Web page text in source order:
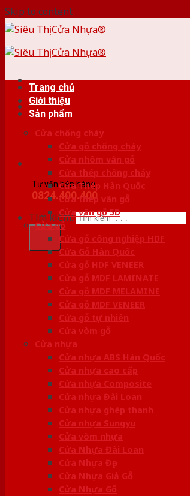
Skip to content
Tư vấn bán hàng
0824.400.400
Tìm kiếm:
Trang chủ
Giới thiệu
Sản phẩm
Cửa chống cháy
Cửa gỗ chống cháy
Cửa nhôm vân gỗ
Cửa thép chống cháy
Cửa Thép Hàn Quốc
Cửa thép vân gỗ
Cửa vân gỗ 5D
Cửa gỗ
Cửa gỗ công nghiệp HDF
Cửa Gỗ Hàn Quốc
Cửa gỗ HDF VENEER
Cửa gỗ MDF LAMINATE
Cửa gỗ MDF MELAMINE
Cửa gỗ MDF VENEER
Cửa gỗ tự nhiên
Cửa vòm gỗ
Cửa nhựa
Cửa nhựa ABS Hàn Quốc
Cửa nhựa cao cấp
Cửa nhựa Composite
Cửa nhựa Đài Loan
Cửa nhựa ghép thanh
Cửa nhựa Sungyu
Cửa vòm nhựa
Cửa Nhựa Đài Loan
Cửa Nhựa Đẹp
Cửa Nhựa Giả Gỗ
Cửa Nhựa Gỗ